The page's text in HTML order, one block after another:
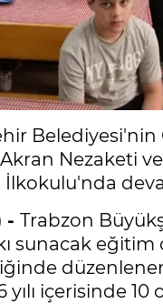
Nezaketi
İlkokulu'nda
- Trabzon
sunacak eğitim
yılı içerisinde